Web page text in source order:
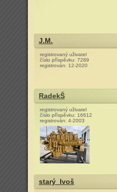
J.M.
registrovaný uživatel
číslo příspěvku: 7289
registrován: 12-2020
RadekŠ
registrovaný uživatel
číslo příspěvku: 16612
registrován: 4-2003
starý_Ivoš